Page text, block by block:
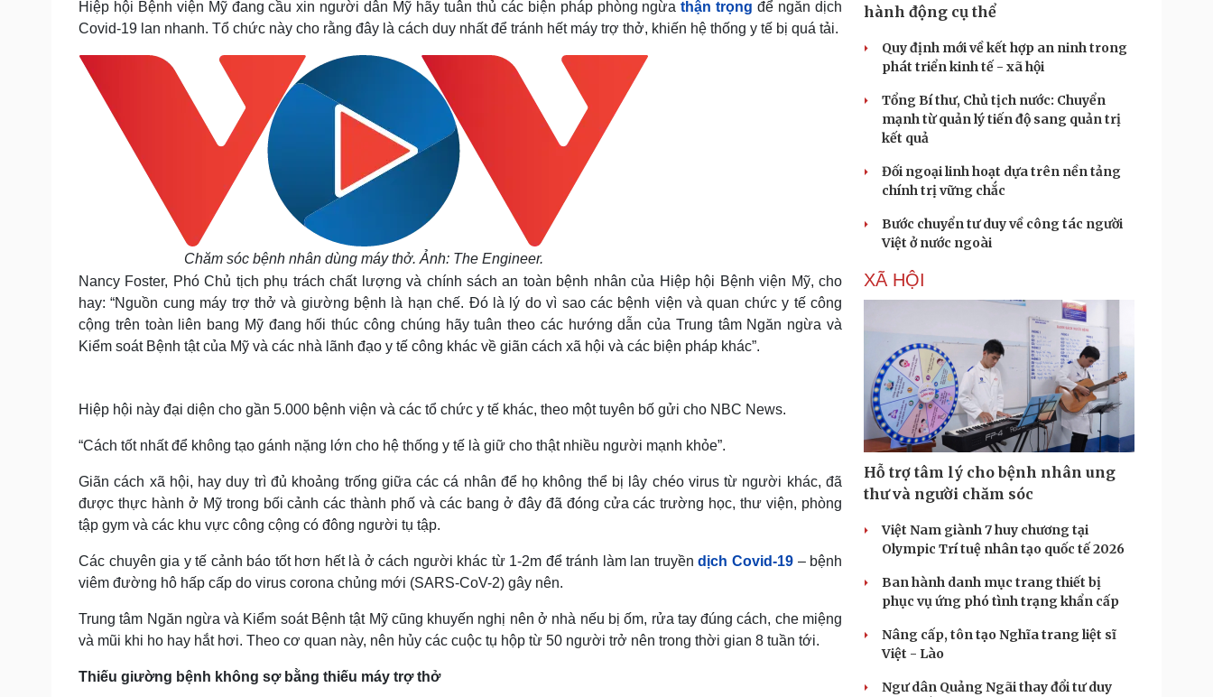
Dinh dưỡng - món ngon
Sản phụ khoa
Nhi khoa
Nam khoa
Làm đẹp - giảm cân
Phòng mạch online
Ăn sạch sống khỏe
Nhà đẹp
Tình yêu - Gia đình
Sân khấu - Điện ảnh
Nghệ sĩ
Sao Việt
Tư vấn
Đọc truyện đêm khuya
Cửa sổ tình yêu
Hạt giống tâm hồn
Hiệp hội Bệnh viện Mỹ đang cầu xin người dân Mỹ hãy tuân thủ các biện pháp phòng ngừathận trọng để ngăn dịch
Covid-19 lan nhanh. Tổ chức này cho rằng đây là cách duy nhất để tránh hết máy trợ thở, khiến hệ thống y tế bị quá tải.
Chăm sóc bệnh nhân dùng máy thở. Ảnh: The Engineer.
Nancy Foster, Phó Chủ tịch phụ trách chất lượng và chính sách an toàn bệnh nhân của Hiệp hội Bệnh viện Mỹ, cho
hay: “Nguồn cung máy trợ thở và giường bệnh là hạn chế. Đó là lý do vì sao các bệnh viện và quan chức y tế công
cộng trên toàn liên bang Mỹ đang hối thúc công chúng hãy tuân theo các hướng dẫn của Trung tâm Ngăn ngừa và
Kiểm soát Bệnh tật của Mỹ và các nhà lãnh đạo y tế công khác về giãn cách xã hội và các biện pháp khác”.
Hiệp hội này đại diện cho gần 5.000 bệnh viện và các tổ chức y tế khác, theo một tuyên bố gửi cho NBC News.
“Cách tốt nhất để không tạo gánh nặng lớn cho hệ thống y tế là giữ cho thật nhiều người mạnh khỏe”.
Giãn cách xã hội, hay duy trì đủ khoảng trống giữa các cá nhân để họ không thể bị lây chéo virus từ người khác, đã
được thực hành ở Mỹ trong bối cảnh các thành phố và các bang ở đây đã đóng cửa các trường học, thư viện, phòng
tập gym và các khu vực công cộng có đông người tụ tập.
Các chuyên gia y tế cảnh báo tốt hơn hết là ở cách người khác từ 1-2m để tránh làm lan truyềndịch Covid-19– bệnh
viêm đường hô hấp cấp do virus corona chủng mới (SARS-CoV-2) gây nên.
Trung tâm Ngăn ngừa và Kiểm soát Bệnh tật Mỹ cũng khuyến nghị nên ở nhà nếu bị ốm, rửa tay đúng cách, che miệng
và mũi khi ho hay hắt hơi. Theo cơ quan này, nên hủy các cuộc tụ hộp từ 50 người trở nên trong thời gian 8 tuần tới.
Thiếu giường bệnh không sợ bằng thiếu máy trợ thở
hành động cụ thể
Quy định mới về kết hợp an ninh trong
phát triển kinh tế - xã hội
Tổng Bí thư, Chủ tịch nước: Chuyển
mạnh từ quản lý tiến độ sang quản trị
kết quả
Đối ngoại linh hoạt dựa trên nền tảng
chính trị vững chắc
Bước chuyển tư duy về công tác người
Việt ở nước ngoài
XÃ HỘI
Hỗ trợ tâm lý cho bệnh nhân ung
thư và người chăm sóc
Việt Nam giành 7 huy chương tại
Olympic Trí tuệ nhân tạo quốc tế 2026
Ban hành danh mục trang thiết bị
phục vụ ứng phó tình trạng khẩn cấp
Nâng cấp, tôn tạo Nghĩa trang liệt sĩ
Việt - Lào
Ngư dân Quảng Ngãi thay đổi tư duy